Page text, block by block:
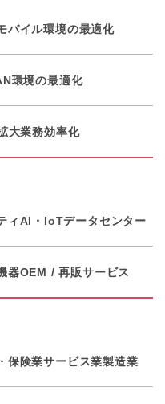
バイル環境の最適化
環境の最適化
大業務効率化
ィAI・IoTデータセンター
器OEM / 再販サービス
保険業サービス業製造業